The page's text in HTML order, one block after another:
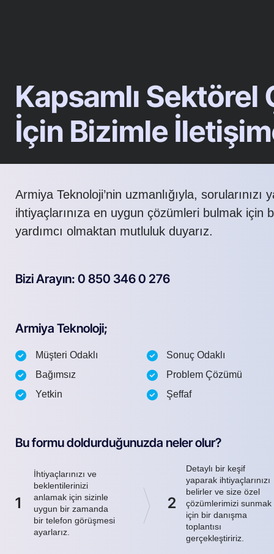
Kapsamlı Sektörel
İçin Bizimle
Armiya Teknoloji’nin uzmanlığıyla, sorularınızı
ihtiyaçlarınıza en uygun çözümleri bulmak için
yardımcı olmaktan mutluluk duyarız.
Bizi Arayın: 0 850 346 0 276
Armiya Teknoloji;
Müşteri Odaklı
Bağımsız
Yetkin
Sonuç Odaklı
Problem Çözümü
Şeffaf
Bu formu doldurduğunuzda neler olur?
1
İhtiyaçlarınızı ve
beklentilerinizi
anlamak için sizinle
uygun bir zamanda
bir telefon görüşmesi
ayarlarız.
2
Detaylı bir keşif
yaparak ihtiyaçlarınızı
belirler ve size özel
çözümlerimizi sunmak
için bir danışma
toplantısı
gerçekleştiririz.